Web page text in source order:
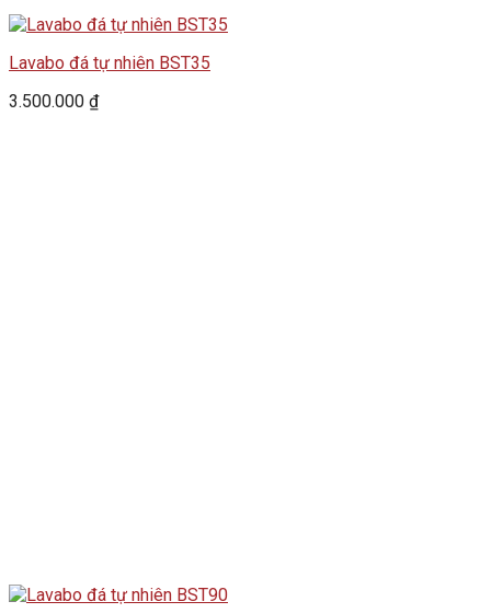
Lavabo đá tự nhiên BST35
3.500.000 ₫